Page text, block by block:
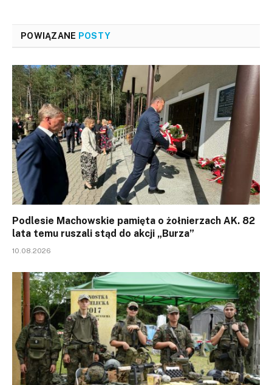
POWIĄZANE POSTY
Podlesie Machowskie pamięta o żołnierzach AK. 82
lata temu ruszali stąd do akcji „Burza”
10.08.2026